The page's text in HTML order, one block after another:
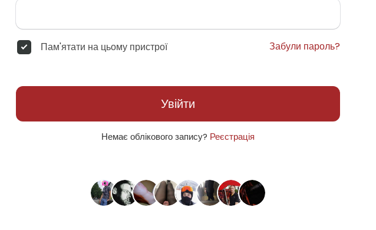
Пам'ятати на цьому пристрої Забули пароль?
Увійти
Немає облікового запису? Реєстрація